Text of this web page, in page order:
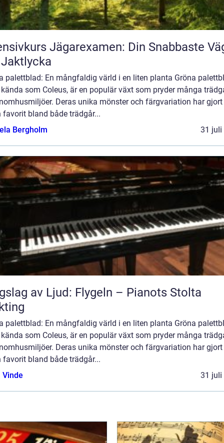
Jägarexamen: Din Snabbaste
palettblad: En mångfaldig värld i en liten planta Gröna
som Coleus, är en populär växt som pryder många
Deras unika mönster och färgvariation har
favorit bland både trädgår...
Bergholm
31 juli
av Ljud: Flygeln – Pianots Stolta
palettblad: En mångfaldig värld i en liten planta Gröna
som Coleus, är en populär växt som pryder många
Deras unika mönster och färgvariation har
favorit bland både trädgår...
Vinde
31 juli